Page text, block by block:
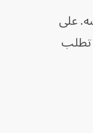
على
تطلب